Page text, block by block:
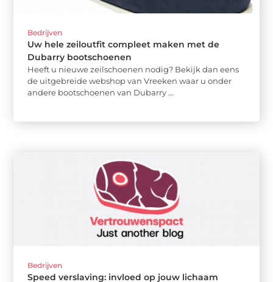
Bedrijven
Uw hele zeiloutfit compleet maken met de
Dubarry bootschoenen
Heeft u nieuwe zeilschoenen nodig? Bekijk dan eens
de uitgebreide webshop van Vreeken waar u onder
andere bootschoenen van Dubarry ...
Bedrijven
Speed verslaving: invloed op jouw lichaam